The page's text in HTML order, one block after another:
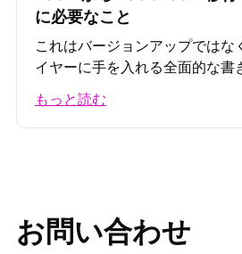
に必要なこと
これはバージョンアップではな
イヤーに手を入れる全面的な書
もっと読む
お問い合わせ